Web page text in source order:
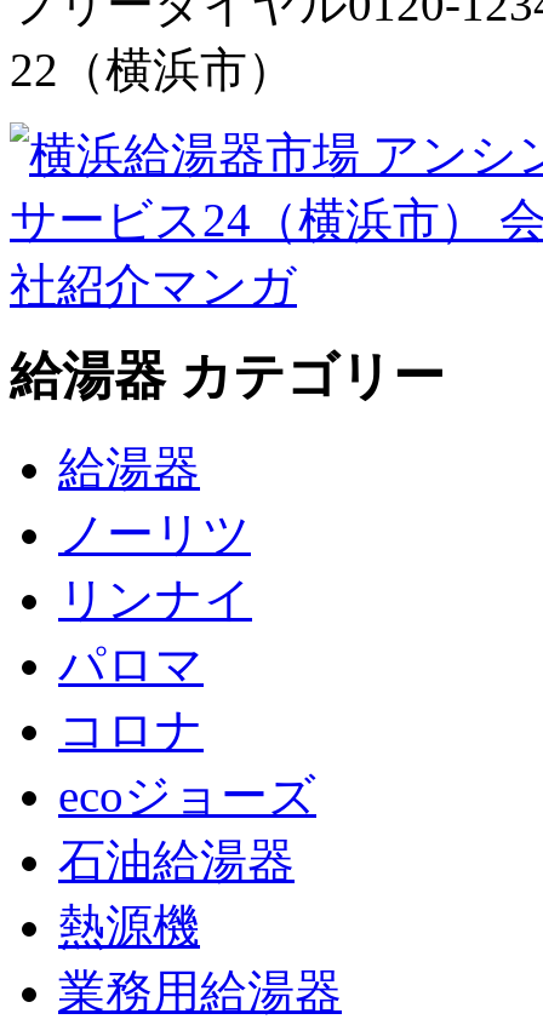
給湯器 カテゴリー
給湯器
ノーリツ
リンナイ
パロマ
コロナ
ecoジョーズ
石油給湯器
熱源機
業務用給湯器